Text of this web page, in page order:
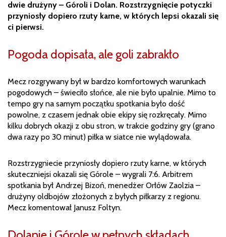
dwie drużyny – Góroli i Dolan. Rozstrzygnięcie potyczki
przyniosły dopiero rzuty karne, w których lepsi okazali się
ci pierwsi.
Pogoda dopisała, ale goli zabrakło
Mecz rozgrywany był w bardzo komfortowych warunkach
pogodowych – świeciło słońce, ale nie było upalnie. Mimo to
tempo gry na samym początku spotkania było dość
powolne, z czasem jednak obie ekipy się rozkręcały. Mimo
kilku dobrych okazji z obu stron, w trakcie godziny gry (grano
dwa razy po 30 minut) piłka w siatce nie wylądowała.
Rozstrzygniecie przyniosły dopiero rzuty karne, w których
skuteczniejsi okazali się Górole – wygrali 7:6. Arbitrem
spotkania był Andrzej Bizoń, menedżer Orłów Zaolzia –
drużyny oldbojów złożonych z byłych piłkarzy z regionu.
Mecz komentował Janusz Foltyn.